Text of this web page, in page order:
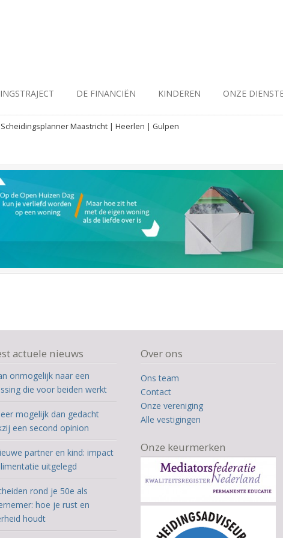
DE FINANCIËN KINDEREN ONZE
Maastricht | Heerlen | Gulpen
actuele nieuws
onmogelijk naar een
die voor beiden werkt
mogelijk dan gedacht
een second opinion
partner en kind: impact
uitgelegd
rond je 50e als
hoe je rust en
houdt
Over ons
Ons team
Contact
Onze vereniging
Alle vestigingen
Onze keurmerken